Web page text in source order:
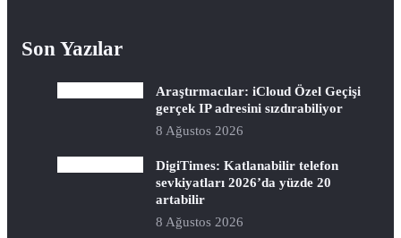
Son Yazılar
Araştırmacılar: iCloud Özel Geçişi
gerçek IP adresini sızdırabiliyor
8 Ağustos 2026
DigiTimes: Katlanabilir telefon
sevkiyatları 2026’da yüzde 20
artabilir
8 Ağustos 2026